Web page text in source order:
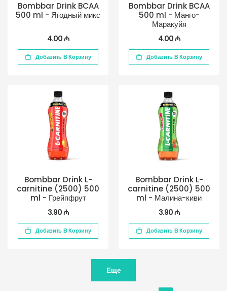
Bombbar Drink BCAA
500 ml - Ягодный микс
4.00 ₼
Добавить В Корзину
Bombbar Drink BCAA
500 ml - Манго-
Маракуйя
4.00 ₼
Добавить В Корзину
Bombbar Drink L-
carnitine (2500) 500
ml - Грейпфрут
3.90 ₼
Добавить В Корзину
Bombbar Drink L-
carnitine (2500) 500
ml - Малина-киви
3.90 ₼
Добавить В Корзину
Еще